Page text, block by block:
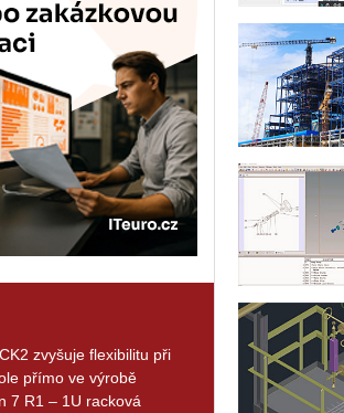
zvyšuje flexibilitu při
přímo ve výrobě
7 R1 – 1U racková